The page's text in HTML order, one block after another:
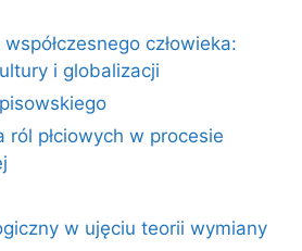
człowieka:
i globalizacji
ról płciowych w procesie
w ujęciu teorii wymiany